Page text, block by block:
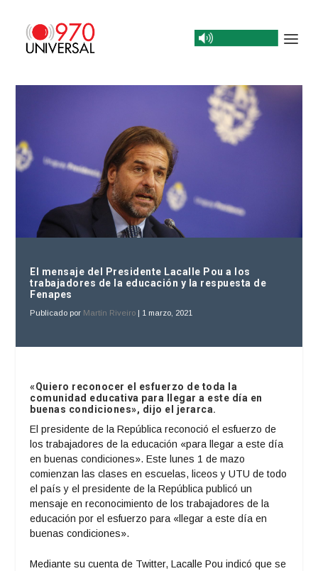
El mensaje del Presidente Lacalle Pou a los
trabajadores de la educación y la respuesta de
Fenapes
Publicado por Martín Riveiro | 1 marzo, 2021
«Quiero reconocer el esfuerzo de toda la
comunidad educativa para llegar a este día en
buenas condiciones», dijo el jerarca.
El presidente de la República reconoció el esfuerzo de
los trabajadores de la educación «para llegar a este día
en buenas condiciones». Este lunes 1 de mazo
comienzan las clases en escuelas, liceos y UTU de todo
el país y el presidente de la República publicó un
mensaje en reconocimiento de los trabajadores de la
educación por el esfuerzo para «llegar a este día en
buenas condiciones».
Mediante su cuenta de Twitter, Lacalle Pou indicó que se